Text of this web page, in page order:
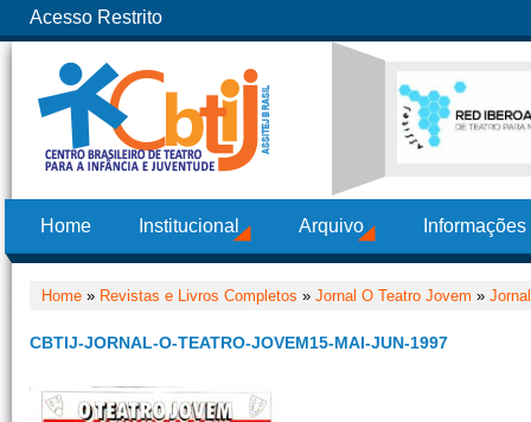
Acesso Restrito
Home Institucional Arquivo
Home » Revistas e Livros Completos » Jornal O Teatro Jovem »
CBTIJ-JORNAL-O-TEATRO-JOVEM15-MAI-JUN-1997